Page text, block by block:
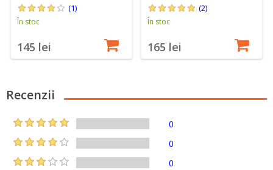
(1)
În stoc
145 lei
(2)
În stoc
165 lei
Recenzii
0
0
0